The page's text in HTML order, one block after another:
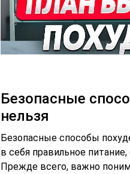
Безопасные
нельзя
Безопасные способы
в себя правильное
Прежде всего, важно